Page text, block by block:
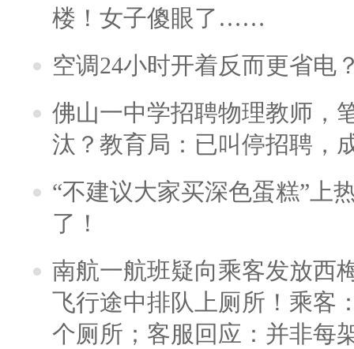
楼！女子傻眼了……
空调24小时开着反而更省电
佛山一中学招聘物理教师，
汰？教育局：已叫停招聘，
“不建议大家买深色蛋糕”上
了！
南航一航班疑向乘客发放西
飞行途中排队上厕所！乘客
个厕所；客服回应：并非每